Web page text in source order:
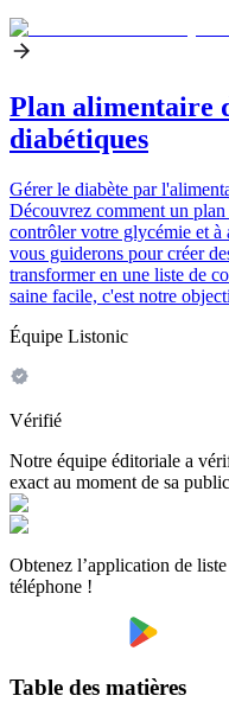
Plan alimentaire
diabétiques
Gérer le diabète par
Découvrez comment un
contrôler votre glycémie et
vous guiderons pour créer
transformer en une liste de
saine facile, c'est notre
Équipe Listonic
Vérifié
Notre équipe éditoriale a
exact au moment de sa
Obtenez l’application de
téléphone !
Table des matières